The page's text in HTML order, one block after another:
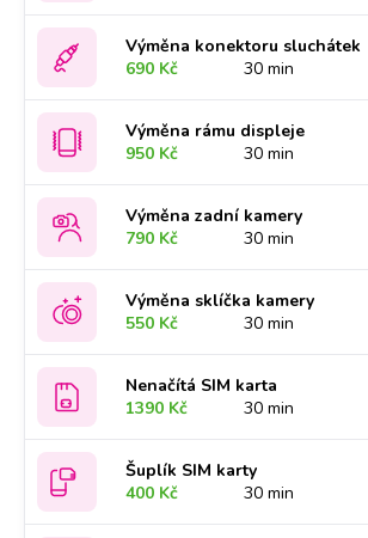
Výměna konektoru sluchátek
690 Kč
30 min
Výměna rámu displeje
950 Kč
30 min
Výměna zadní kamery
790 Kč
30 min
Výměna sklíčka kamery
550 Kč
30 min
Nenačítá SIM karta
1390 Kč
30 min
Šuplík SIM karty
400 Kč
30 min